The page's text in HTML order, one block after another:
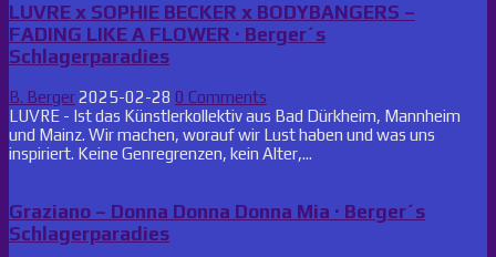
LUVRE x SOPHIE BECKER x BODYBANGERS –
FADING LIKE A FLOWER · Berger´s
Schlagerparadies
B. Berger2025-02-28 0 Comments
LUVRE - Ist das Künstlerkollektiv aus Bad Dürkheim, Mannheim
und Mainz. Wir machen, worauf wir Lust haben und was uns
inspiriert. Keine Genregrenzen, kein Alter,...
Graziano – Donna Donna Donna Mia · Berger´s
Schlagerparadies